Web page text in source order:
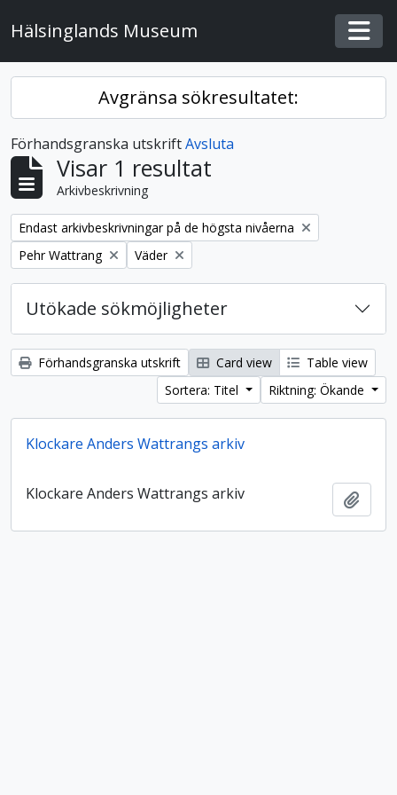
Hälsinglands Museum
Avgränsa sökresultatet:
Förhandsgranska utskriftAvsluta
Visar 1 resultat
Arkivbeskrivning
Remove filter:
Endast arkivbeskrivningar på de högsta nivåerna
Remove filter:
Pehr Wattrang Remove filter:
Väder
Utökade sökmöjligheter
Förhandsgranska utskrift Card view
Table view
Sortera: Titel
Riktning: Ökande
Klockare Anders Wattrangs arkiv
Klockare Anders Wattrangs arkiv